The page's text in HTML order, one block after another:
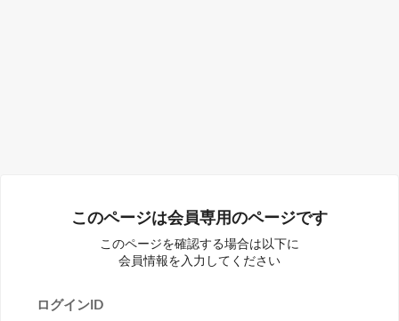
このページは会員専用のページです
このページを確認する場合は以下に
会員情報を入力してください
ログインID